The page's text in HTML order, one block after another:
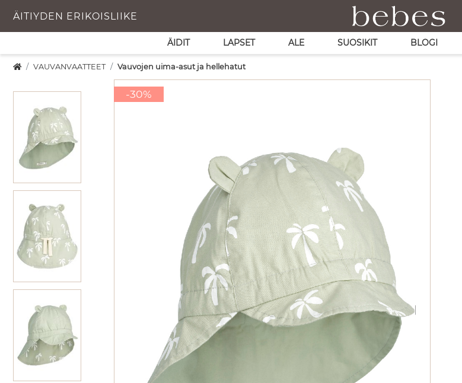
ÄITIYDEN ERIKOISLIIKE
ÄIDIT LAPSET ALE SUOSIKIT BLOGI
VAUVANVAATTEET Vauvojen uima-asut ja hellehatut
-30%